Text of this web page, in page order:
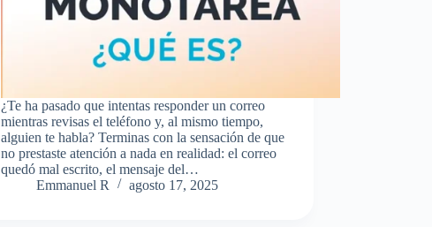
¿Te ha pasado que intentas responder un correo
mientras revisas el teléfono y, al mismo tiempo,
alguien te habla? Terminas con la sensación de que
no prestaste atención a nada en realidad: el correo
quedó mal escrito, el mensaje del…
Emmanuel R
agosto 17, 2025